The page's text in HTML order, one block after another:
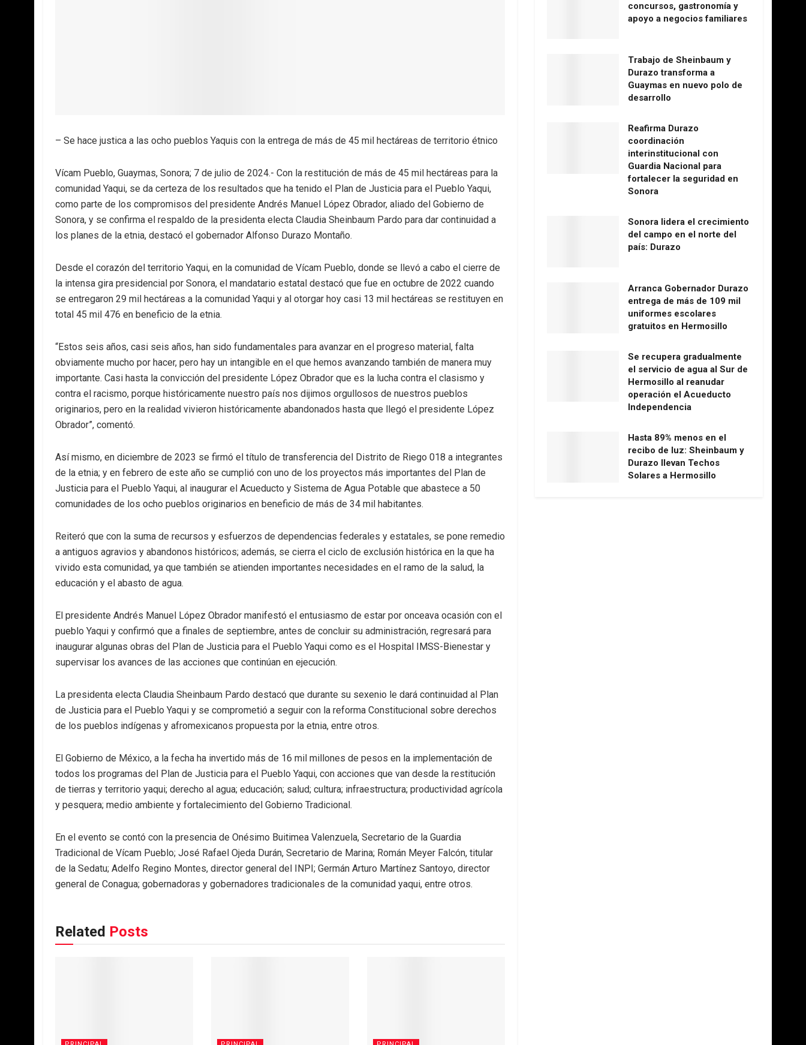
– Se hace justica a las ocho pueblos Yaquis con la entrega de más de 45 mil hectáreas de territorio étnico
Vícam Pueblo, Guaymas, Sonora; 7 de julio de 2024.- Con la restitución de más de 45 mil hectáreas para la
comunidad Yaqui, se da certeza de los resultados que ha tenido el Plan de Justicia para el Pueblo Yaqui,
como parte de los compromisos del presidente Andrés Manuel López Obrador, aliado del Gobierno de
Sonora, y se confirma el respaldo de la presidenta electa Claudia Sheinbaum Pardo para dar continuidad a
los planes de la etnia, destacó el gobernador Alfonso Durazo Montaño.
Desde el corazón del territorio Yaqui, en la comunidad de Vícam Pueblo, donde se llevó a cabo el cierre de
la intensa gira presidencial por Sonora, el mandatario estatal destacó que fue en octubre de 2022 cuando
se entregaron 29 mil hectáreas a la comunidad Yaqui y al otorgar hoy casi 13 mil hectáreas se restituyen en
total 45 mil 476 en beneficio de la etnia.
“Estos seis años, casi seis años, han sido fundamentales para avanzar en el progreso material, falta
obviamente mucho por hacer, pero hay un intangible en el que hemos avanzando también de manera muy
importante. Casi hasta la convicción del presidente López Obrador que es la lucha contra el clasismo y
contra el racismo, porque históricamente nuestro país nos dijimos orgullosos de nuestros pueblos
originarios, pero en la realidad vivieron históricamente abandonados hasta que llegó el presidente López
Obrador”, comentó.
Así mismo, en diciembre de 2023 se firmó el título de transferencia del Distrito de Riego 018 a integrantes
de la etnia; y en febrero de este año se cumplió con uno de los proyectos más importantes del Plan de
Justicia para el Pueblo Yaqui, al inaugurar el Acueducto y Sistema de Agua Potable que abastece a 50
comunidades de los ocho pueblos originarios en beneficio de más de 34 mil habitantes.
Reiteró que con la suma de recursos y esfuerzos de dependencias federales y estatales, se pone remedio
a antiguos agravios y abandonos históricos; además, se cierra el ciclo de exclusión histórica en la que ha
vivido esta comunidad, ya que también se atienden importantes necesidades en el ramo de la salud, la
educación y el abasto de agua.
El presidente Andrés Manuel López Obrador manifestó el entusiasmo de estar por onceava ocasión con el
pueblo Yaqui y confirmó que a finales de septiembre, antes de concluir su administración, regresará para
inaugurar algunas obras del Plan de Justicia para el Pueblo Yaqui como es el Hospital IMSS-Bienestar y
supervisar los avances de las acciones que continúan en ejecución.
La presidenta electa Claudia Sheinbaum Pardo destacó que durante su sexenio le dará continuidad al Plan
de Justicia para el Pueblo Yaqui y se comprometió a seguir con la reforma Constitucional sobre derechos
de los pueblos indígenas y afromexicanos propuesta por la etnia, entre otros.
El Gobierno de México, a la fecha ha invertido más de 16 mil millones de pesos en la implementación de
todos los programas del Plan de Justicia para el Pueblo Yaqui, con acciones que van desde la restitución
de tierras y territorio yaqui; derecho al agua; educación; salud; cultura; infraestructura; productividad agrícola
y pesquera; medio ambiente y fortalecimiento del Gobierno Tradicional.
En el evento se contó con la presencia de Onésimo Buitimea Valenzuela, Secretario de la Guardia
Tradicional de Vícam Pueblo; José Rafael Ojeda Durán, Secretario de Marina; Román Meyer Falcón, titular
de la Sedatu; Adelfo Regino Montes, director general del INPI; Germán Arturo Martínez Santoyo, director
general de Conagua; gobernadoras y gobernadores tradicionales de la comunidad yaqui, entre otros.
Related Posts
concursos, gastronomía y
apoyo a negocios familiares
Trabajo de Sheinbaum y
Durazo transforma a
Guaymas en nuevo polo de
desarrollo
Reafirma Durazo
coordinación
interinstitucional con
Guardia Nacional para
fortalecer la seguridad en
Sonora
Sonora lidera el crecimiento
del campo en el norte del
país: Durazo
Arranca Gobernador Durazo
entrega de más de 109 mil
uniformes escolares
gratuitos en Hermosillo
Se recupera gradualmente
el servicio de agua al Sur de
Hermosillo al reanudar
operación el Acueducto
Independencia
Hasta 89% menos en el
recibo de luz: Sheinbaum y
Durazo llevan Techos
Solares a Hermosillo